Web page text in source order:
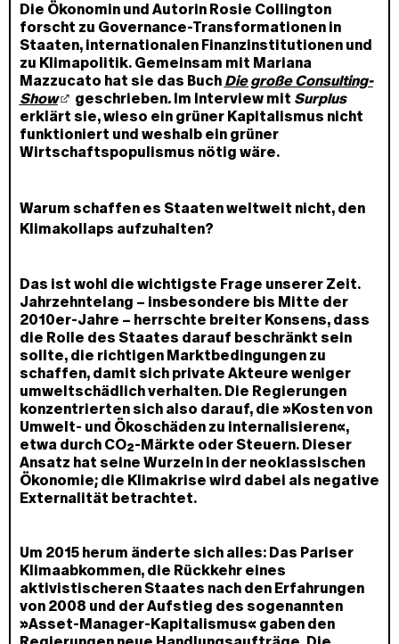
Die Ökonomin und Autorin Rosie Collington
forscht zu Governance-Transformationen in
Staaten, internationalen Finanzinstitutionen und
zu Klimapolitik. Gemeinsam mit Mariana
Mazzucato hat sie das Buch Die große Consulting-
Show
geschrieben. Im Interview mit Surplus
erklärt sie, wieso ein grüner Kapitalismus nicht
funktioniert und weshalb ein grüner
Wirtschaftspopulismus nötig wäre.
Warum schaffen es Staaten weltweit nicht, den
Klimakollaps aufzuhalten?
Das ist wohl die wichtigste Frage unserer Zeit.
Jahrzehntelang – insbesondere bis Mitte der
2010er-Jahre – herrschte breiter Konsens, dass
die Rolle des Staates darauf beschränkt sein
sollte, die richtigen Marktbedingungen zu
schaffen, damit sich private Akteure weniger
umweltschädlich verhalten. Die Regierungen
konzentrierten sich also darauf, die »Kosten von
Umwelt- und Ökoschäden zu internalisieren«,
etwa durch CO₂-Märkte oder Steuern. Dieser
Ansatz hat seine Wurzeln in der neoklassischen
Ökonomie; die Klimakrise wird dabei als negative
Externalität betrachtet.
Um 2015 herum änderte sich alles: Das Pariser
Klimaabkommen, die Rückkehr eines
aktivistischeren Staates nach den Erfahrungen
von 2008 und der Aufstieg des sogenannten
»Asset-Manager-Kapitalismus« gaben den